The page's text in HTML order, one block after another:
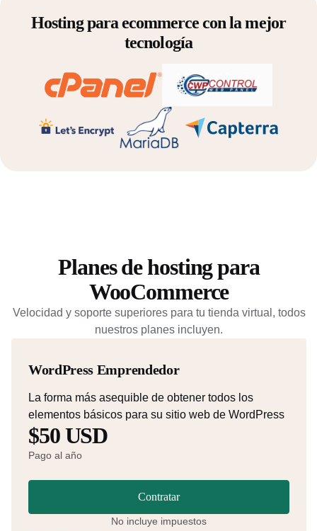
Hosting para ecommerce con la mejor
tecnología
Planes de hosting para
WooCommerce
Velocidad y soporte superiores para tu tienda virtual, todos
nuestros planes incluyen.
WordPress Emprendedor
La forma más asequible de obtener todos los
elementos básicos para su sitio web de WordPress
$50 USD
Pago al año
Contratar
No incluye impuestos